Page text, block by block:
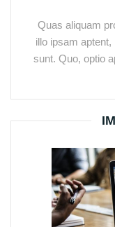
Quas aliquam
illo ipsam
sunt. Quo, optio